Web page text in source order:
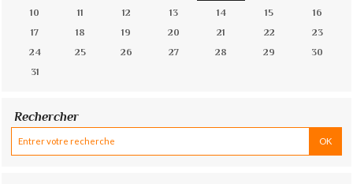
10
11 12 13 14 15
16
17
18 19 20 21 22
23
24
25 26 27 28 29
30
31
Rechercher